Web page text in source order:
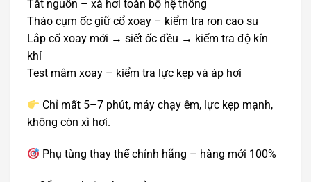
Tắt nguồn – xả hơi toàn bộ hệ thống
Tháo cụm ốc giữ cổ xoay – kiểm tra ron cao su
Lắp cổ xoay mới → siết ốc đều → kiểm tra độ kín
khí
Test mâm xoay – kiểm tra lực kẹp và áp hơi
Chỉ mất 5–7 phút, máy chạy êm, lực kẹp mạnh,
không còn xì hơi.
Phụ tùng thay thế chính hãng – hàng mới 100%